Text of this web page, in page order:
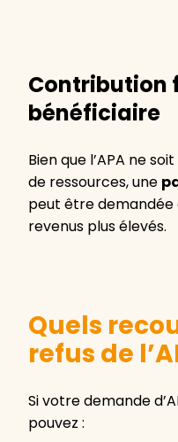
Contribution
bénéficiaire
Bien que l’APA ne
de ressources, une
peut être demandée
revenus plus élevés.
Quels
refus de
Si votre demande
pouvez :